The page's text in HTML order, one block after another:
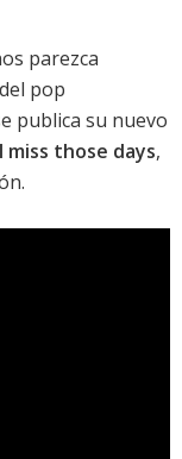
parezca
pop
publica su nuevo
I miss those days,